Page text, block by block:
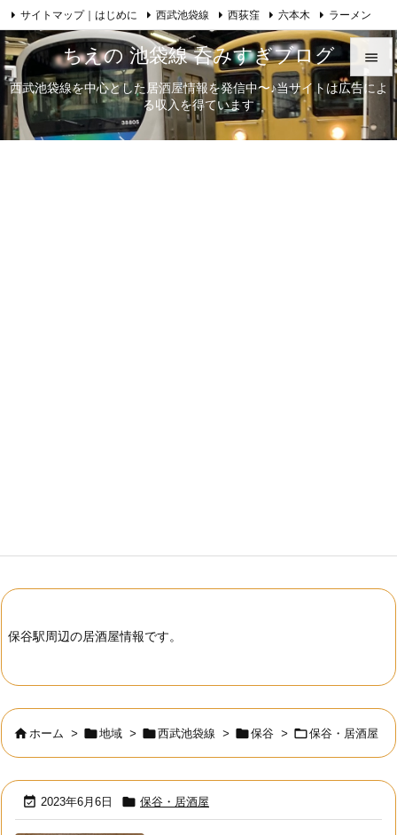
ちえの 池袋線 呑みすぎブログ
西武池袋線を中心とした居酒屋情報を発信中〜♪当サイトは広告によ
る収入を得ています


メニュ

サイトマップ｜はじめに 西武池袋線 西荻窪 六本木 ラーメン
日本酒 歌舞伎 自己紹介 RSS Feedly
保谷駅周辺の居酒屋情報です。
ホーム > 地域 > 西武池袋線 > 保谷 > 保谷・居酒屋
 2023年6月6日  保谷・居酒屋